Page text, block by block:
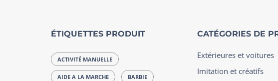
ÉTIQUETTES PRODUIT
ACTIVITÉ MANUELLE
AIDE A LA MARCHE BARBIE
CATÉGORIES DE
Extérieures et voitures
Imitation et créatifs